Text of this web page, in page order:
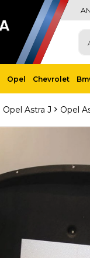
Opel Chevrolet
Opel Astra J Opel